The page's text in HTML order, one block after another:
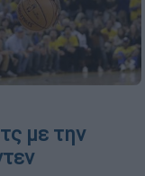
με την